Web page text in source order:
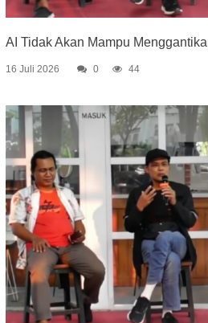
AI Tidak Akan Mampu
16 Juli 2026 0 44